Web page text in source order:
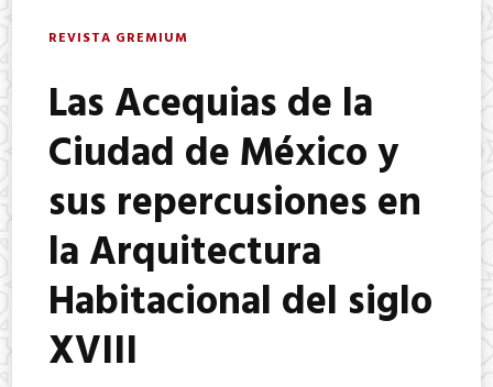
REVISTA GREMIUM
Las Acequias de la
Ciudad de México y
sus repercusiones en
la Arquitectura
Habitacional del siglo
XVIII